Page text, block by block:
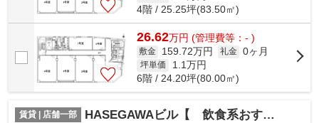
4階 / 25.25坪(83.50㎡)
26.62万円 (管理費等：- )
敷金 159.72万円 礼金 0ヶ月
坪単価 1.1万円
6階 / 24.20坪(80.00㎡)
賃貸 | 店舗一部 HASEGAWAビル【 飲食系おすすめ 】